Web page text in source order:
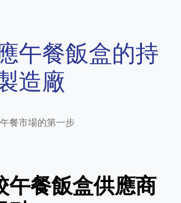
午餐飯盒的持
造廠
餐市場的第一步
午餐飯盒供應商